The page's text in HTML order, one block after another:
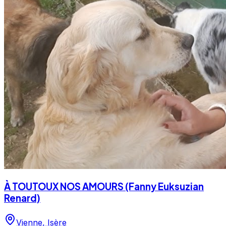
À TOUTOUX NOS AMOURS (Fanny Euksuzian
Renard)
Vienne, Isère